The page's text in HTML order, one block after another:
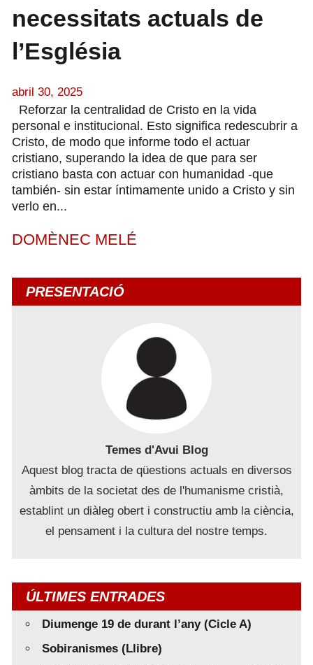
necessitats actuals de
l’Església
abril 30, 2025
Reforzar la centralidad de Cristo en la vida
personal e institucional. Esto significa redescubrir a
Cristo, de modo que informe todo el actuar
cristiano, superando la idea de que para ser
cristiano basta con actuar con humanidad -que
también- sin estar íntimamente unido a Cristo y sin
verlo en...
DOMÈNEC MELÉ
PRESENTACIÓ
Temes d'Avui Blog
Aquest blog tracta de qüestions actuals en diversos
àmbits de la societat des de l'humanisme cristià,
establint un diàleg obert i constructiu amb la ciència,
el pensament i la cultura del nostre temps.
ÚLTIMES ENTRADES
Diumenge 19 de durant l’any (Cicle A)
Sobiranismes (Llibre)